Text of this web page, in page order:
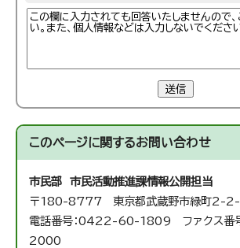
送信
このページに関するお問い合わせ
市民部 市民活動推進課情報公開担当
〒180-8777 東京都武蔵野市緑町2-
電話番号：0422-60-1809 ファクス番
2000